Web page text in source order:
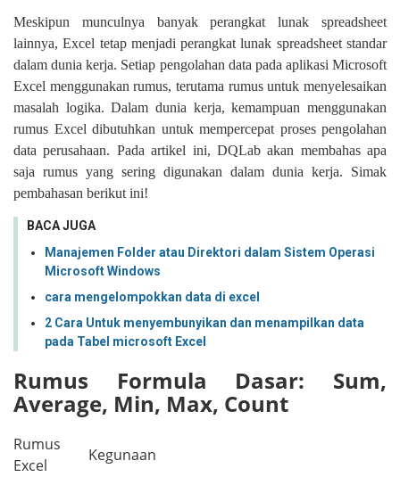
Meskipun munculnya banyak perangkat lunak spreadsheet
lainnya, Excel tetap menjadi perangkat lunak spreadsheet standar
dalam dunia kerja. Setiap pengolahan data pada aplikasi Microsoft
Excel menggunakan rumus, terutama rumus untuk menyelesaikan
masalah logika. Dalam dunia kerja, kemampuan menggunakan
rumus Excel dibutuhkan untuk mempercepat proses pengolahan
data perusahaan. Pada artikel ini, DQLab akan membahas apa
saja rumus yang sering digunakan dalam dunia kerja. Simak
pembahasan berikut ini!
BACA JUGA
Manajemen Folder atau Direktori dalam Sistem Operasi
Microsoft Windows
cara mengelompokkan data di excel
2 Cara Untuk menyembunyikan dan menampilkan data
pada Tabel microsoft Excel
Rumus Formula Dasar: Sum,
Average, Min, Max, Count
Rumus
Excel
Kegunaan